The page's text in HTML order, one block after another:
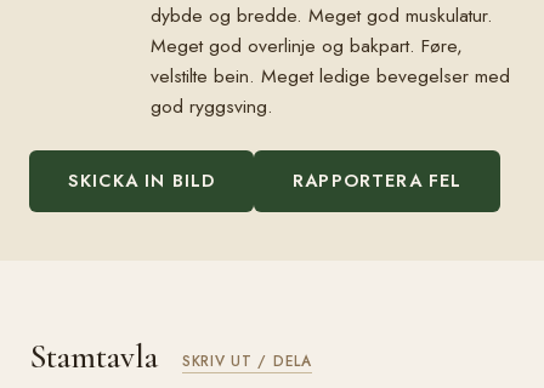
dybde og bredde. Meget god muskulatur.
Meget god overlinje og bakpart. Føre,
velstilte bein. Meget ledige bevegelser med
god ryggsving.
SKICKA IN BILD RAPPORTERA FEL
Stamtavla SKRIV UT / DELA